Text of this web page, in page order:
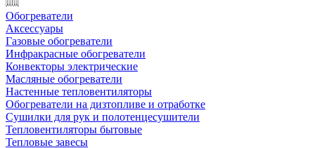
Обогреватели
Аксессуары
Газовые обогреватели
Инфракрасные обогреватели
Конвекторы электрические
Масляные обогреватели
Настенные тепловентиляторы
Обогреватели на дизтопливе и отработке
Сушилки для рук и полотенцесушители
Тепловентиляторы бытовые
Тепловые завесы